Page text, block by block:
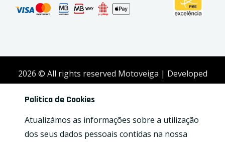
2026 © All rights reserved Motoveiga | Developed
byActivex
Politica de Cookies
Atualizámos as informações sobre a utilização
dos seus dados pessoais contidas na nossa